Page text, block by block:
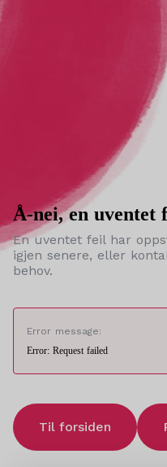
Å-nei, en uventet
En uventet feil har
igjen senere, eller
behov.
Error message:
Error: Request failed
Til forsiden